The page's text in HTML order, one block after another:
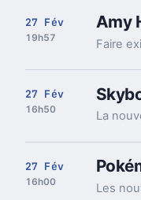
27 Fév
19h57
Amy
27 Fév
16h50
27 Fév
16h00